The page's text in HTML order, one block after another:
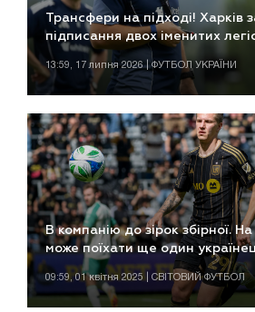
Трансфери на підході! Харків
підписання двох іменитих
13:59, 17 липня 2026 | ФУТБОЛ УКРАЇНИ
В компанію до зірок збірної.
може поїхати ще один
09:59, 01 квітня 2025 | СВІТОВИЙ ФУТБОЛ